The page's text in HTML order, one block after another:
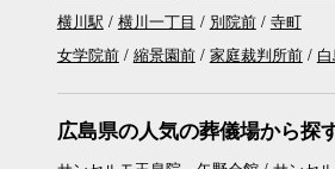
横川駅
横川一丁目 別院前
寺町
女学院前
縮景園前 家庭裁判所前
広島県の人気の葬儀場から探